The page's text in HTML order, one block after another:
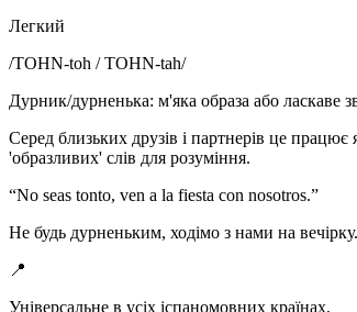
Легкий
/TOHN-toh / TOHN-tah/
Дурник/дурненька: м'яка образа або ласкаве
Серед близьких друзів і партнерів це
'образливих' слів для розуміння.
“No seas tonto, ven a la fiesta con nosotros.”
Не будь дурненьким, ходімо з нами на вечірку.
📍
Універсальне в усіх іспаномовних країнах.